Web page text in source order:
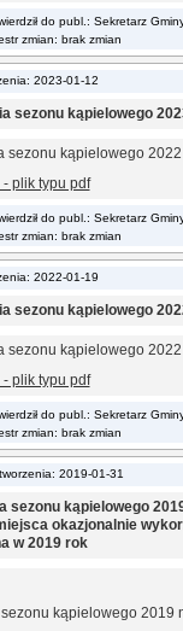
do publ.: Sekretarz
zmian: brak zmian
2023-01-12
sezonu kąpielowego
sezonu kąpielowego
plik typu pdf
do publ.: Sekretarz
zmian: brak zmian
2022-01-19
sezonu kąpielowego
sezonu kąpielowego
plik typu pdf
do publ.: Sekretarz
zmian: brak zmian
2019-01-31
kąpielowego
okazjonalnie
w 2019 rok
kąpielowego 2019